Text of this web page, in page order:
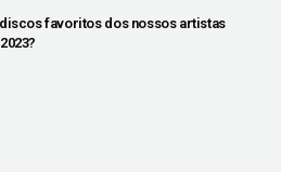
discos favoritos dos nossos artistas